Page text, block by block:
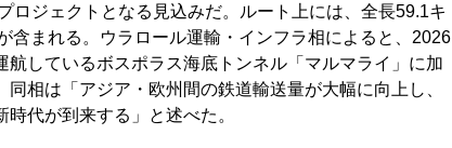
ジェクトとなる見込みだ。ルート上には、全長59.1キ
含まれる。ウラロール運輸・インフラ相によると、2026
しているボスポラス海底トンネル「マルマライ」に加
相は「アジア・欧州間の鉄道輸送量が大幅に向上し、
代が到来する」と述べた。